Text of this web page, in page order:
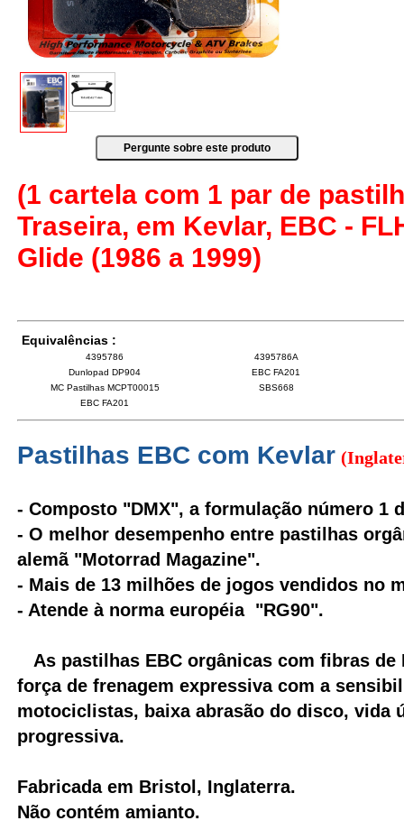
(1 cartela com 1 par de
Traseira, em Kevlar, EBC -
Glide (1986 a 1999)
Equivalências :
4395786
4395786A
Dunlopad DP904
EBC FA201
MC Pastilhas MCPT00015
SBS668
EBC FA201
Pastilhas EBC com Kevlar
- Composto "DMX", a formulação número 1
- O melhor desempenho entre pastilhas
alemã "Motorrad Magazine".
- Mais de 13 milhões de jogos vendidos no
- Atende à norma européia "RG90".
As pastilhas EBC orgânicas com fibras
força de frenagem expressiva com a
motociclistas, baixa abrasão do disco, vida
progressiva.
Fabricada em Bristol, Inglaterra.
Não contém amianto.